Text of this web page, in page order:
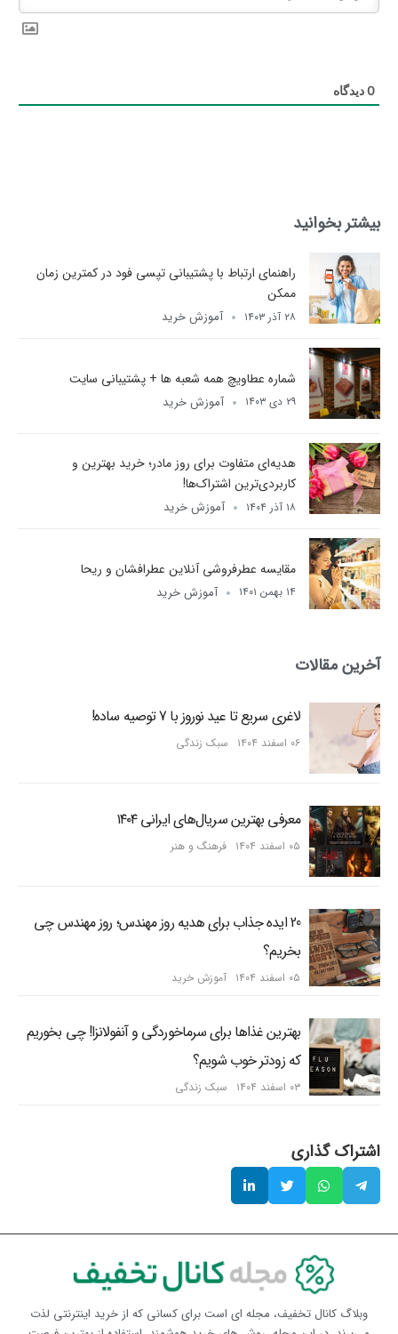
0دیدگاه
بیشتر بخوانید
راهنمای ارتباط با پشتیبانی تپسی فود در کمترین زمان
ممکن
۲۸ آذر ۱۴۰۳ آموزش خرید
شماره عطاویچ همه شعبه ها + پشتیبانی سایت
۲۹ دی ۱۴۰۳ آموزش خرید
هدیه‌ای متفاوت برای روز مادر؛ خرید بهترین و
کاربردی‌ترین اشتراک‌ها!
۱۸ آذر ۱۴۰۴ آموزش خرید
مقایسه عطرفروشی آنلاین عطرافشان و ریحا
۱۴ بهمن ۱۴۰۱ آموزش خرید
آخرین مقالات
لاغری سریع تا عید نوروز با 7 توصیه ساده!
۰۶ اسفند ۱۴۰۴ سبک زندگی
معرفی بهترین سریال‌های ایرانی ۱۴۰۴
۰۵ اسفند ۱۴۰۴ فرهنگ و هنر
20 ایده جذاب برای هدیه روز مهندس؛ روز مهندس چی
بخریم؟
۰۵ اسفند ۱۴۰۴ آموزش خرید
بهترین غذاها برای سرماخوردگی و آنفولانزا! چی بخوریم
که زودتر خوب شویم؟
۰۳ اسفند ۱۴۰۴ سبک زندگی
اشتراک گذاری
وبلاگ کانال تخفیف، مجله ای است برای کسانی که از خرید اینترنتی لذت